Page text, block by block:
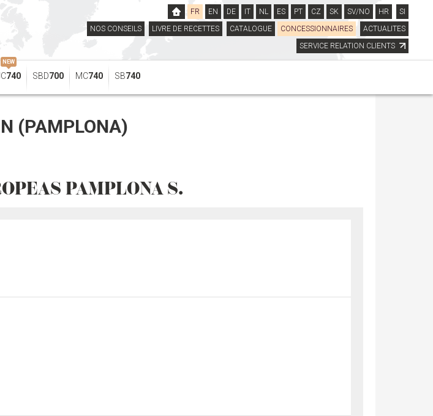
FR EN DE IT NL ES PT CZ SK SV/NO HR
SI
NOS CONSEILS
LIVRE DE RECETTES CATALOGUE CONCESSIONNAIRES
ACTUALITES
SERVICE RELATION CLIENTS
740
NEW
SBD700 MC740 SB740
(PAMPLONA)
PAMPLONA S.